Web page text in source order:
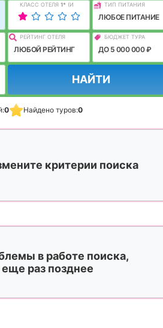
КЛАСС ОТЕЛЯ 1* (И
ЛУЧШЕ)
ТИП ПИТАНИЯ
ЛЮБОЕ ПИТАНИЕ
РЕЙТИНГ ОТЕЛЯ
ЛЮБОЙ РЕЙТИНГ
БЮДЖЕТ ТУРА
ДО 5 000 000 ₽
НАЙТИ
0 Найдено туров:0
критерии поиска
в работе поиска,
раз позднее